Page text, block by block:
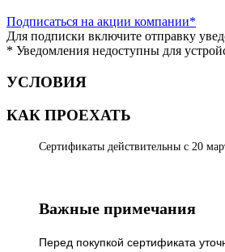
Подписаться на акции компании*
Для подписки включите отправку
* Уведомления недоступны для
УСЛОВИЯ
КАК ПРОЕХАТЬ
Сертификаты действительны с 20
Важные примечания
Перед покупкой сертификата